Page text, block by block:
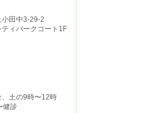
小田中3-29-2
ィパークコート1F
、土の9時〜12時
健診